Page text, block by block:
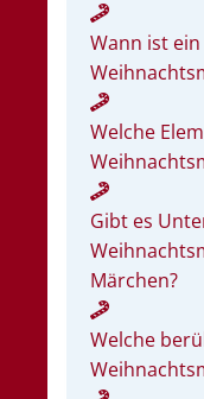
Wann ist
Welche
Gibt es
Märchen?
Welche